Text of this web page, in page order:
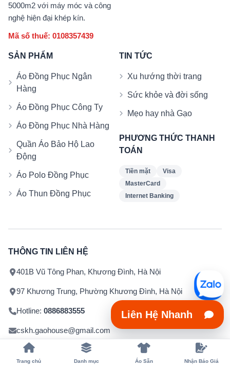
5000m2 với máy móc và công
nghệ hiện đại khép kín.
Mã số thuế: 0108357439
SẢN PHẨM
Áo Đồng Phục Ngân
Hàng
Áo Đồng Phục Công Ty
Áo Đồng Phục Nhà Hàng
Quần Áo Bảo Hộ Lao
Động
Áo Polo Đồng Phục
Áo Thun Đồng Phục
TIN TỨC
Xu hướng thời trang
Sức khỏe và đời sống
Mẹo hay nhà Gạo
PHƯƠNG THỨC THANH
TOÁN
Tiền mặt
Visa
MasterCard
Internet Banking
THÔNG TIN LIÊN HỆ
401B Vũ Tông Phan, Khương Đình, Hà Nội
97 Khương Trung, Phường Khương Đình, Hà Nội
Hotline: 0886883555
cskh.gaohouse@gmail.com
Giờ mở cửa: 8h - 19h / Tổng Đài : 1900 1718
Trang chủ Danh mục Áo Sẵn Nhận Báo Giá
Liên Hệ Nhanh